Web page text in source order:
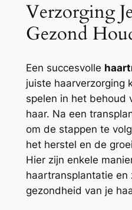
Verzorging
Gezond
Een succesvolle
juiste haarverzorging
spelen in het behoud
haar. Na een
om de stappen te
het herstel en de
Hier zijn enkele
haartransplantatie en
gezondheid van je